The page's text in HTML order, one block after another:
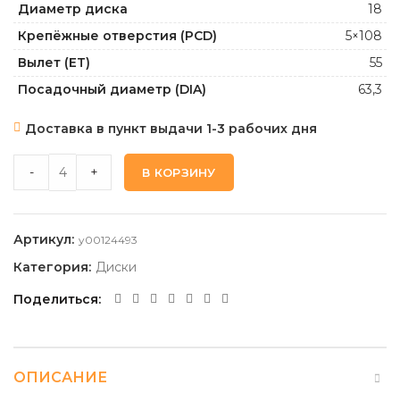
Диаметр диска
18
Крепёжные отверстия (PCD)
5×108
Вылет (ET)
55
Посадочный диаметр (DIA)
63,3
Доставка в пункт выдачи 1-3 рабочих дня
- + В КОРЗИНУ
Артикул: y00124493
Категория: Диски
Поделиться
ОПИСАНИЕ